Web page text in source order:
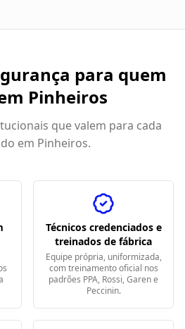
para quem
Pinheiros
que valem para cada
em Pinheiros.
Técnicos credenciados e
treinados de fábrica
Equipe própria, uniformizada,
com treinamento oficial nos
padrões PPA, Rossi, Garen e
Peccinin.